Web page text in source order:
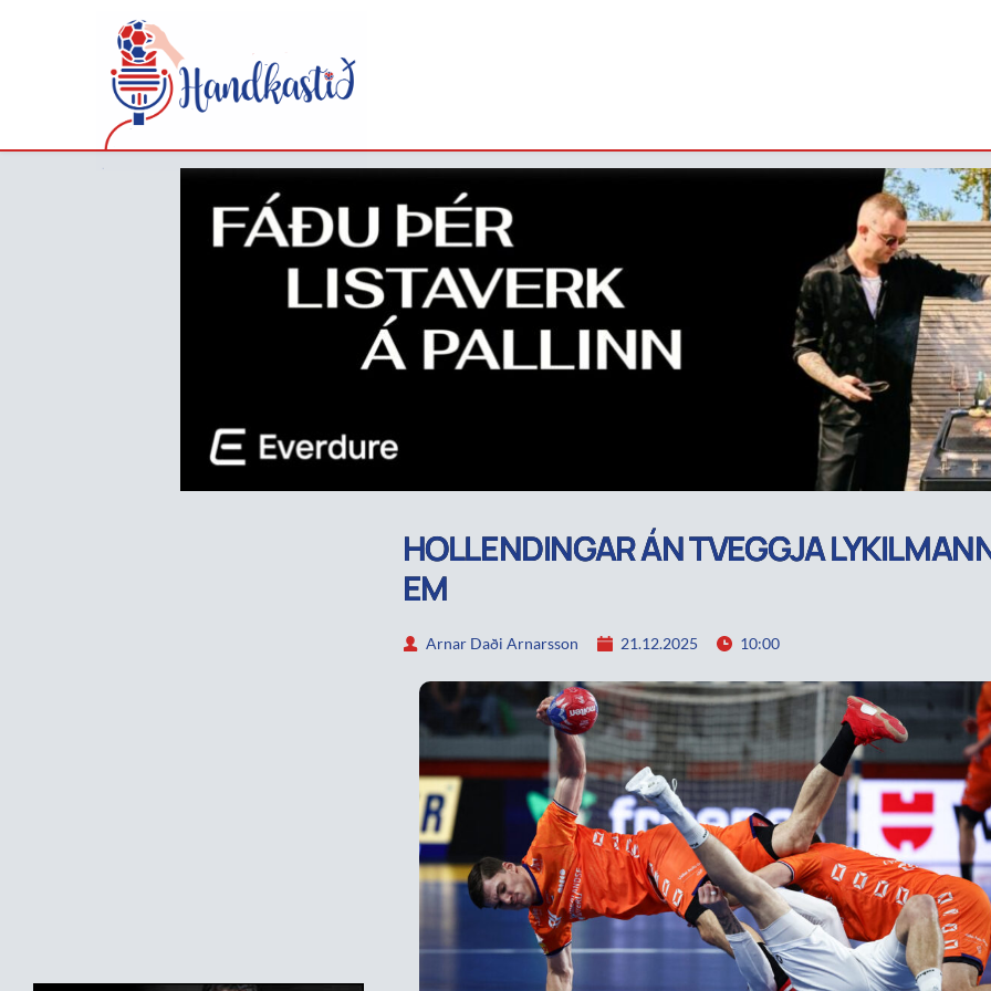
HOLLENDINGAR ÁN TVEGGJA
EM
Arnar Daði Arnarsson 21.12.2025 10:00